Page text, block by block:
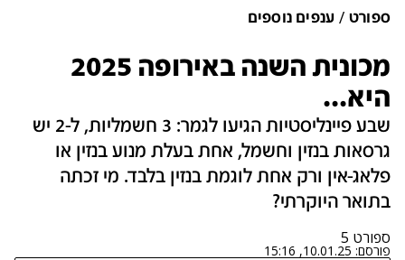
ספורט ענפים נוספים
מכונית השנה באירופה 2025
היא...
שבע פיינליסטיות הגיעו לגמר: 3 חשמליות, ל-2 יש
גרסאות בנזין וחשמל, אחת בעלת מנוע בנזין או
פלאג-אין ורק אחת לוגמת בנזין בלבד. מי זכתה
בתואר היוקרתי?
ספורט 5
פורסם: 10.01.25, 15:16